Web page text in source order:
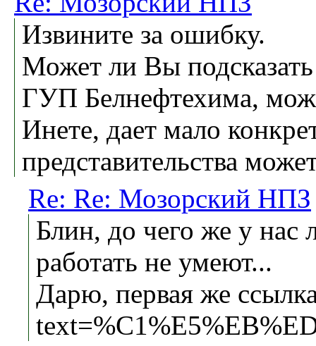
Извините за ошибку.
Может ли Вы
ГУП Белнефтехима,
Инете, дает мало
представительства
Re: Re: Мозорский НПЗ
Блин, до чего же у нас
работать не умеют...
Дарю, первая же